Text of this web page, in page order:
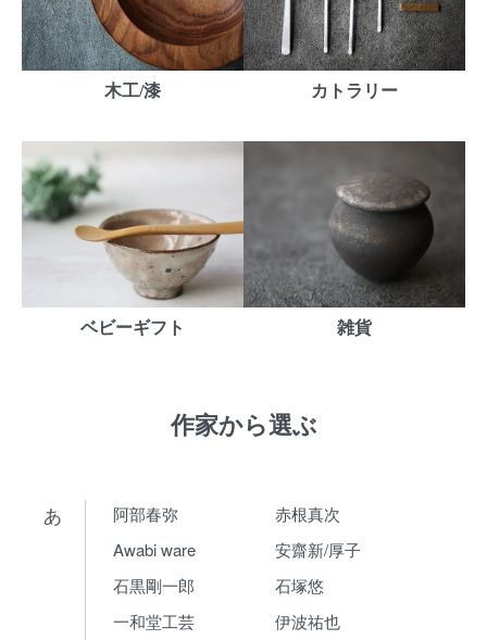
木工/漆 カトラリー
ベビーギフト 雑貨
作家から選ぶ
あ 阿部春弥
赤根真次
Awabi ware
安齋新/厚子
石黒剛一郎
石塚悠
一和堂工芸
伊波祐也